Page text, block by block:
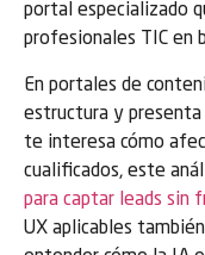
portal especializado
profesionales TIC en
En portales de
estructura y presenta
te interesa cómo
cualificados, este
para captar leads sin
UX aplicables